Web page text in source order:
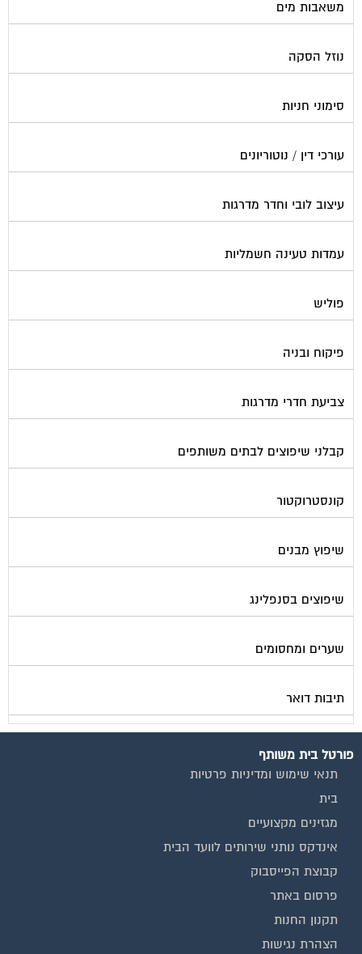
משאבות מים
נוזל הסקה
סימוני חניות
עורכי דין / נוטוריונים
עיצוב לובי וחדר מדרגות
עמדות טעינה חשמליות
פוליש
פיקוח ובניה
צביעת חדרי מדרגות
קבלני שיפוצים לבתים משותפים
קונסטרוקטור
שיפוץ מבנים
שיפוצים בסנפלינג
שערים ומחסומים
תיבות דואר
פורטל בית משותף
תנאי שימוש ומדיניות פרטיות
בית
מגזינים מקצועיים
אינדקס נותני שירותים לוועד הבית
קבוצת הפייסבוק
פרסום באתר
תקנון החנות
הצהרת נגישות